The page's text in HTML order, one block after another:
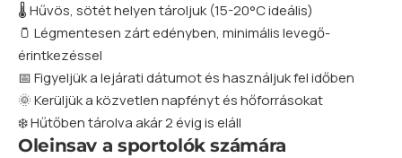
🌡️ Hűvös, sötét helyen tároljuk (15-20°C ideális)
🫙 Légmentesen zárt edényben, minimális levegő-
érintkezéssel
📅 Figyeljük a lejárati dátumot és használjuk fel időben
🌞 Kerüljük a közvetlen napfényt és hőforrásokat
❄️ Hűtőben tárolva akár 2 évig is eláll
Oleinsav a sportolók számára